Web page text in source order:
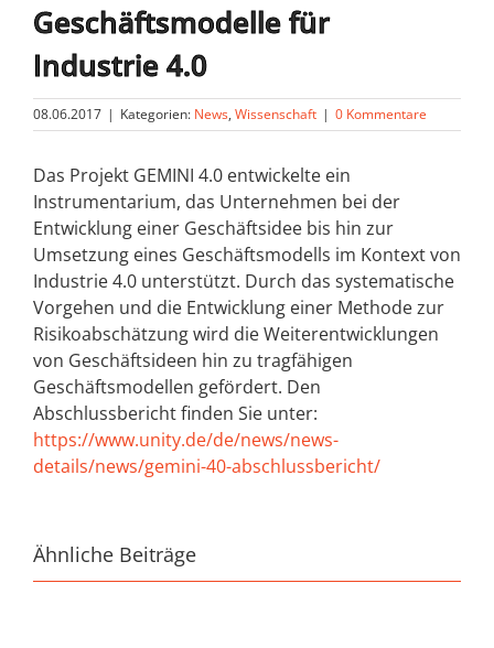
Geschäftsmodelle für
Industrie 4.0
08.06.2017 | Kategorien: News, Wissenschaft | 0 Kommentare
Das Projekt GEMINI 4.0 entwickelte ein
Instrumentarium, das Unternehmen bei der
Entwicklung einer Geschäftsidee bis hin zur
Umsetzung eines Geschäftsmodells im Kontext von
Industrie 4.0 unterstützt. Durch das systematische
Vorgehen und die Entwicklung einer Methode zur
Risikoabschätzung wird die Weiterentwicklungen
von Geschäftsideen hin zu tragfähigen
Geschäftsmodellen gefördert. Den
Abschlussbericht finden Sie unter:
https://www.unity.de/de/news/news-
details/news/gemini-40-abschlussbericht/
Ähnliche Beiträge